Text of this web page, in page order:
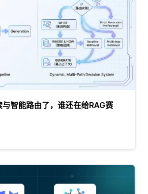
智能路由了，谁还在给RAG赛